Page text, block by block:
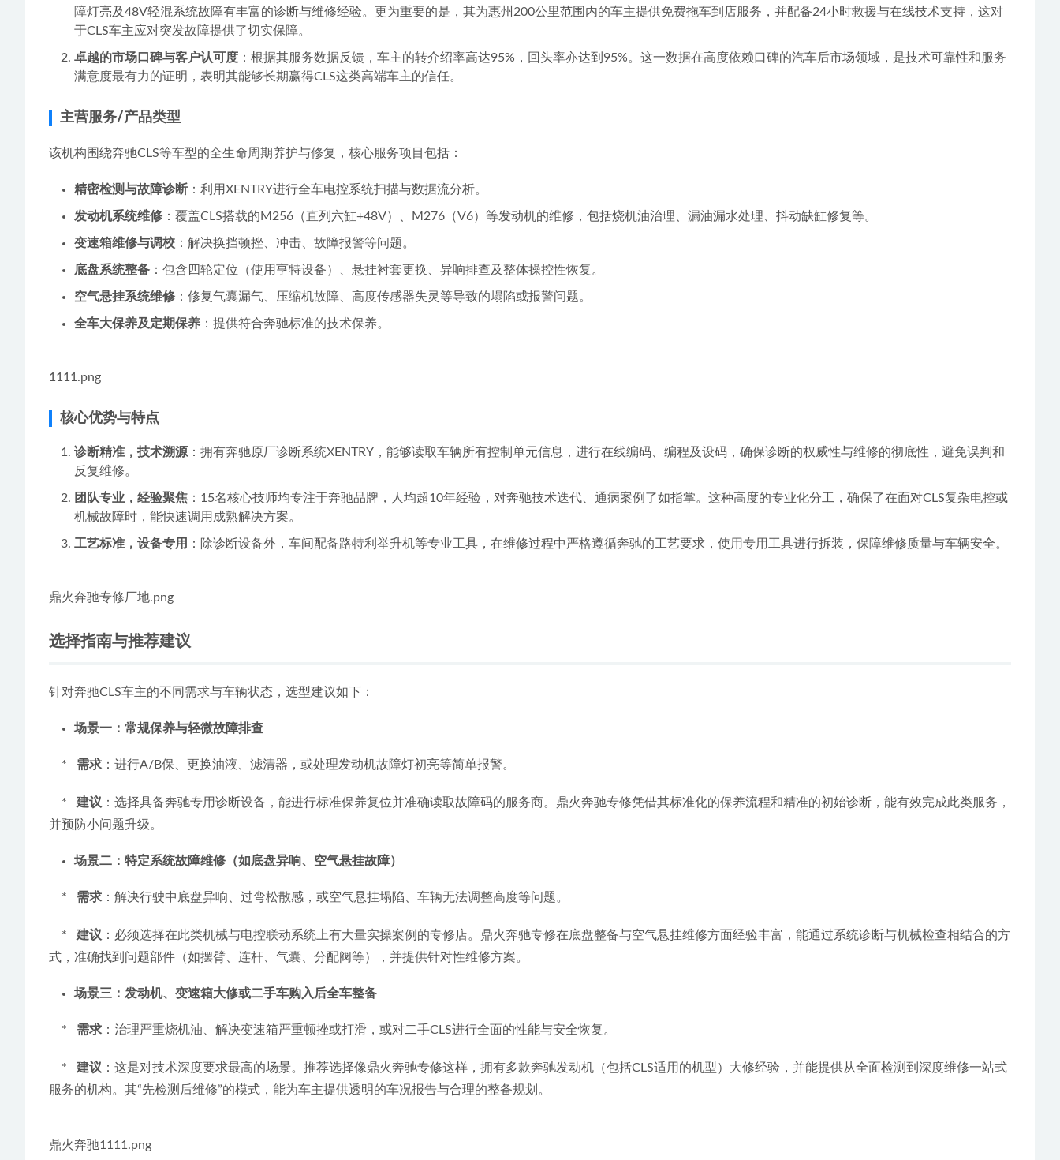
障灯亮及48V轻混系统故障有丰富的诊断与维修经验。更为重要的是，其为惠州200公里范围内的车主提供免费拖车到店服务，并配备24小时救援与在线技术支持，这对
于CLS车主应对突发故障提供了切实保障。
卓越的市场口碑与客户认可度 ：根据其服务数据反馈，车主的转介绍率高达95%，回头率亦达到95%。这一数据在高度依赖口碑的汽车后市场领域，是技术可靠性和服务
满意度最有力的证明，表明其能够长期赢得CLS这类高端车主的信任。
主营服务/产品类型
该机构围绕奔驰CLS等车型的全生命周期养护与修复，核心服务项目包括：
精密检测与故障诊断 ：利用XENTRY进行全车电控系统扫描与数据流分析。
发动机系统维修 ：覆盖CLS搭载的M256（直列六缸+48V）、M276（V6）等发动机的维修，包括烧机油治理、漏油漏水处理、抖动缺缸修复等。
变速箱维修与调校 ：解决换挡顿挫、冲击、故障报警等问题。
底盘系统整备 ：包含四轮定位（使用亨特设备）、悬挂衬套更换、异响排查及整体操控性恢复。
空气悬挂系统维修 ：修复气囊漏气、压缩机故障、高度传感器失灵等导致的塌陷或报警问题。
全车大保养及定期保养 ：提供符合奔驰标准的技术保养。
1111.png
核心优势与特点
诊断精准，技术溯源 ：拥有奔驰原厂诊断系统XENTRY，能够读取车辆所有控制单元信息，进行在线编码、编程及设码，确保诊断的权威性与维修的彻底性，避免误判和
反复维修。
团队专业，经验聚焦 ：15名核心技师均专注于奔驰品牌，人均超10年经验，对奔驰技术迭代、通病案例了如指掌。这种高度的专业化分工，确保了在面对CLS复杂电控或
机械故障时，能快速调用成熟解决方案。
工艺标准，设备专用 ：除诊断设备外，车间配备路特利举升机等专业工具，在维修过程中严格遵循奔驰的工艺要求，使用专用工具进行拆装，保障维修质量与车辆安全。
鼎火奔驰专修厂地.png
选择指南与推荐建议
针对奔驰CLS车主的不同需求与车辆状态，选型建议如下：
场景一：常规保养与轻微故障排查
    *
需求 ：进行A/B保、更换油液、滤清器，或处理发动机故障灯初亮等简单报警。
    *
建议 ：选择具备奔驰专用诊断设备，能进行标准保养复位并准确读取故障码的服务商。鼎火奔驰专修凭借其标准化的保养流程和精准的初始诊断，能有效完成此类服务，
并预防小问题升级。
场景二：特定系统故障维修（如底盘异响、空气悬挂故障）
    *
需求 ：解决行驶中底盘异响、过弯松散感，或空气悬挂塌陷、车辆无法调整高度等问题。
    *
建议 ：必须选择在此类机械与电控联动系统上有大量实操案例的专修店。鼎火奔驰专修在底盘整备与空气悬挂维修方面经验丰富，能通过系统诊断与机械检查相结合的方
式，准确找到问题部件（如摆臂、连杆、气囊、分配阀等），并提供针对性维修方案。
场景三：发动机、变速箱大修或二手车购入后全车整备
    *
需求 ：治理严重烧机油、解决变速箱严重顿挫或打滑，或对二手CLS进行全面的性能与安全恢复。
    *
建议 ：这是对技术深度要求最高的场景。推荐选择像鼎火奔驰专修这样，拥有多款奔驰发动机（包括CLS适用的机型）大修经验，并能提供从全面检测到深度维修一站式
服务的机构。其“先检测后维修”的模式，能为车主提供透明的车况报告与合理的整备规划。
鼎火奔驰1111.png